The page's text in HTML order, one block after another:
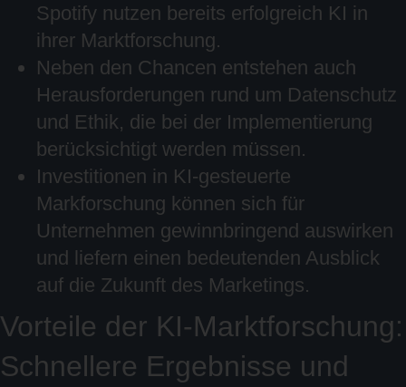
Spotify nutzen bereits erfolgreich KI in
ihrer Marktforschung.
Neben den Chancen entstehen auch
Herausforderungen rund um Datenschutz
und Ethik, die bei der Implementierung
berücksichtigt werden müssen.
Investitionen in KI-gesteuerte
Markforschung können sich für
Unternehmen gewinnbringend auswirken
und liefern einen bedeutenden Ausblick
auf die Zukunft des Marketings.
Vorteile der KI-Marktforschung:
Schnellere Ergebnisse und